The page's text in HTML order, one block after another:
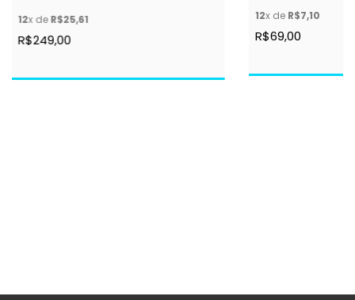
12x deR$25,61
R$249,00
12x de R$7,10
R$69,00